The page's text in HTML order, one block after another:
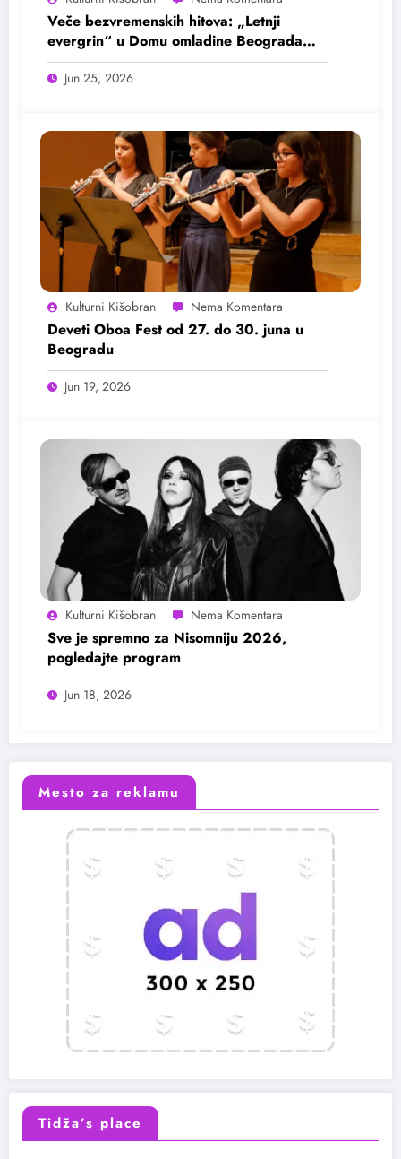
Veče bezvremenskih hitova: „Letnji
evergrin“ u Domu omladine Beograda
25. juna
Jun 25, 2026
Kulturni Kišobran
Deveti Oboa Fest od 27. do 30. juna u
Beogradu
Jun 19, 2026
Kulturni Kišobran
Sve je spremno za Nisomniju 2026,
pogledajte program
Jun 18, 2026
Mesto za reklamu
Tidža’s place